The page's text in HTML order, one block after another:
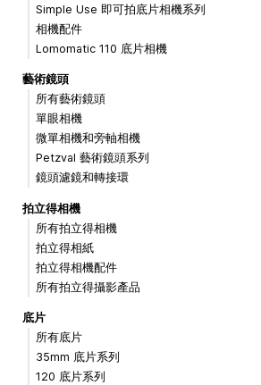
Simple Use 即可拍底片相機系列
相機配件
Lomomatic 110 底片相機
藝術鏡頭
所有藝術鏡頭
單眼相機
微單相機和旁軸相機
Petzval 藝術鏡頭系列
鏡頭濾鏡和轉接環
拍立得相機
所有拍立得相機
拍立得相紙
拍立得相機配件
所有拍立得攝影產品
底片
所有底片
35mm 底片系列
120 底片系列